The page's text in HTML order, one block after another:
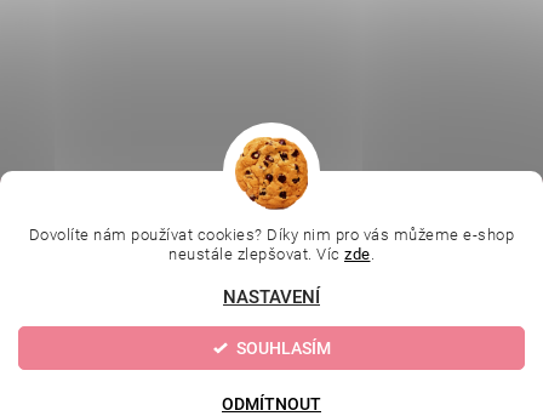
L.C.P. Paris |
Online kosmetické kurzy | Kozmetickyobchod.sk
cookies
Vytvořil Shoptet
Dovolíte nám používat cookies? Díky nim pro vás můžeme e-shop
neustále zlepšovat. Víc zde.
NASTAVENÍ
ODMÍTNOUT
SOUHLASÍM